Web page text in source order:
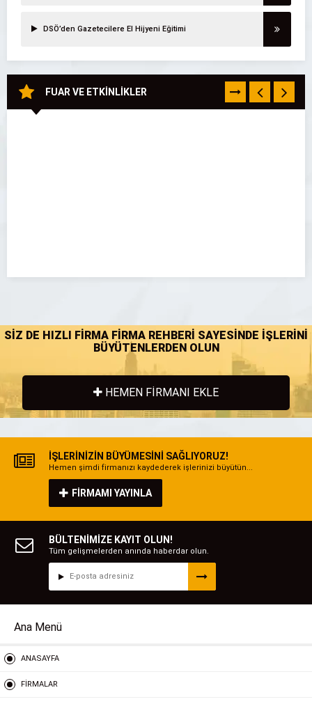
DSÖ’den Gazetecilere El Hijyeni Eğitimi
FUAR VE ETKİNLİKLER TÜMÜNÜ
GÖR
SİZ DE HIZLI FİRMA FİRMA REHBERİ SAYESİNDE İŞLERİNİ
BÜYÜTENLERDEN OLUN
HEMEN FİRMANI EKLE
İŞLERİNİZİN BÜYÜMESİNİ SAĞLIYORUZ!
Hemen şimdi firmanızı kaydederek işlerinizi büyütün...
FİRMAMI YAYINLA
BÜLTENİMİZE KAYIT OLUN!
Tüm gelişmelerden anında haberdar olun.
Ana Menü
ANASAYFA
FİRMALAR